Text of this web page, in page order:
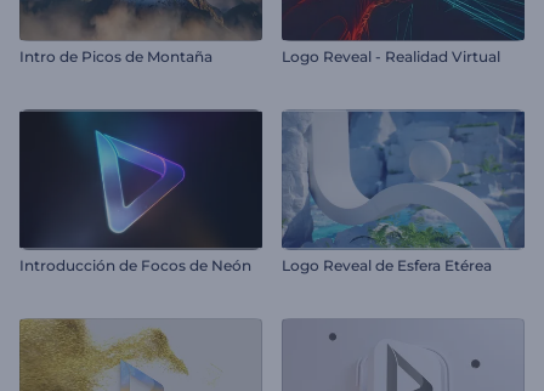
Intro de Picos de Montaña Logo Reveal - Realidad Virtual
Introducción de Focos de Neón Logo Reveal de Esfera Etérea